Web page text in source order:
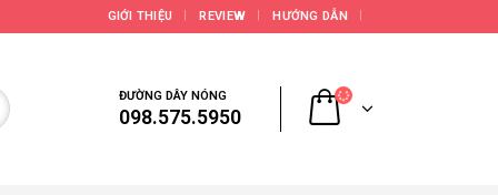
GIỚI THIỆU REVIEW HƯỚNG DẪN
ĐƯỜNG DÂY NÓNG
098.575.5950